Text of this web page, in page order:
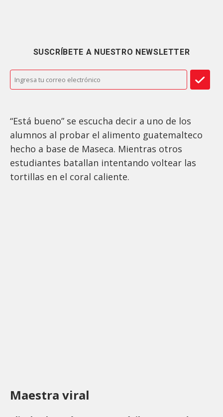
SUSCRÍBETE A NUESTRO NEWSLETTER
“Está bueno” se escucha decir a uno de los
alumnos al probar el alimento guatemalteco
hecho a base de Maseca. Mientras otros
estudiantes batallan intentando voltear las
tortillas en el coral caliente.
Maestra viral